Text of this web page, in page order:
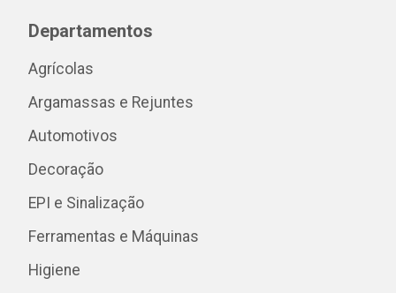
Departamentos
Agrícolas
Argamassas e Rejuntes
Automotivos
Decoração
EPI e Sinalização
Ferramentas e Máquinas
Higiene